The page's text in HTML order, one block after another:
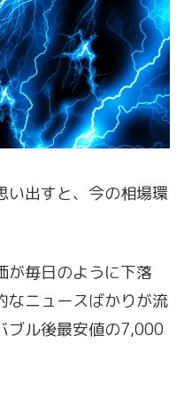
い出すと、今の相場環
が毎日のように下落
なニュースばかりが流
ブル後最安値の7,000